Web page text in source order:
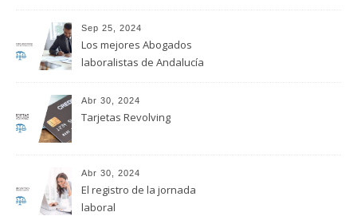
laboral
Sep 25, 2024
Los mejores Abogados
laboralistas de Andalucía
Abr 30, 2024
Tarjetas Revolving
Abr 30, 2024
El registro de la jornada
laboral